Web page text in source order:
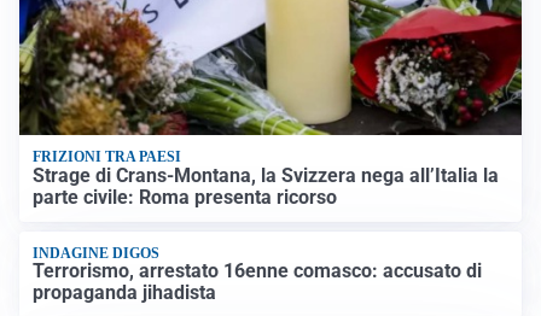
FRIZIONI TRA PAESI
Strage di Crans-Montana, la Svizzera nega all’Italia la
parte civile: Roma presenta ricorso
INDAGINE DIGOS
Terrorismo, arrestato 16enne comasco: accusato di
propaganda jihadista